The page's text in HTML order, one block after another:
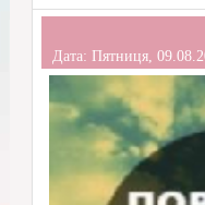
Дата: Пятниця,